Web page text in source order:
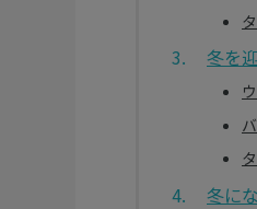
冬を
冬に